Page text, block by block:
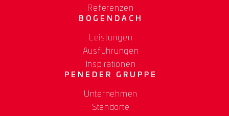
Referenzen
BOGENDACH
Leistungen
Ausführungen
Inspirationen
PENEDER GRUPPE
Unternehmen
Standorte